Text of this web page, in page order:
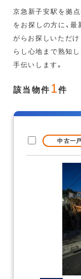
京急新子安駅を拠
をお探しの方に、
がらお探しいただ
らし心地まで熟知
手伝いします。
該当物件1件
条件の追加・変更
都市ガス
複層ガラス
中古一